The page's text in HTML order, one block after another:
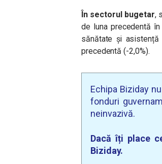
În sectorul bugetar,
de luna precedentă
sănătate și
precedentă (-2,0%).
Echipa Biziday
fonduri
neinvazivă.
Dacă îți place
Biziday.